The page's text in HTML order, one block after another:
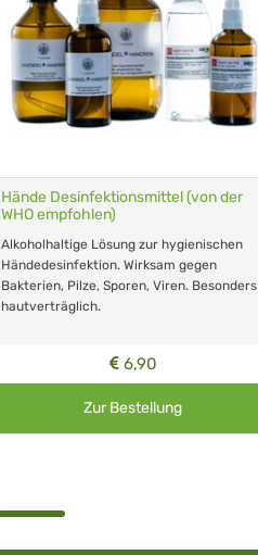
Hände Desinfektionsmittel (von der
WHO empfohlen)
Alkoholhaltige Lösung zur hygienischen
Händedesinfektion. Wirksam gegen
Bakterien, Pilze, Sporen, Viren. Besonders
hautverträglich.
6,90
Zur Bestellung